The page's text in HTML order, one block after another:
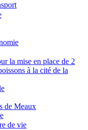
la mise en place de 2
à la cité de la
de Meaux
de vie